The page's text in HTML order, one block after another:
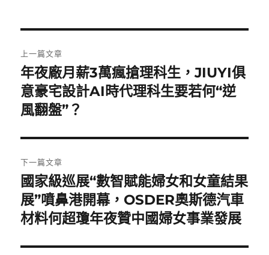
章
導
覽
上一篇文章
上
一
篇
章:
年夜廠月薪3萬瘋搶理科生，JIUYI俱
意豪宅設計AI時代理科生要若何“逆
風翻盤”？
下一篇文章
下
一
篇
章:
國家級巡展“數智賦能婦女和女童結果
展”噴鼻港開幕，OSDER奧斯德汽車
材料何超瓊年夜贊中國婦女事業發展